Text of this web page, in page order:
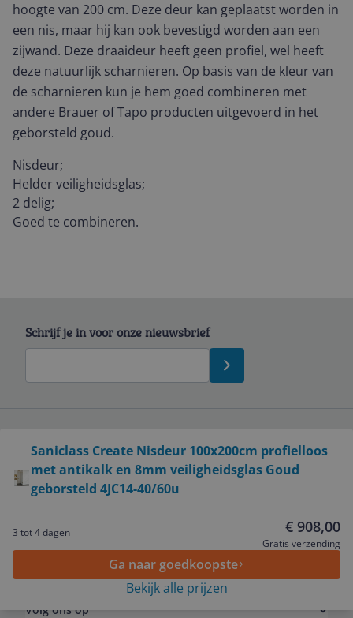
hoogte van 200 cm. Deze deur kan geplaatst worden in
een nis, maar hij kan ook bevestigd worden aan een
zijwand. Deze draaideur heeft geen profiel, wel heeft
deze natuurlijk scharnieren. Op basis van de kleur van
de scharnieren kun je hem goed combineren met
andere Brauer of Tapo producten uitgevoerd in het
geborsteld goud.
Nisdeur;
Helder veiligheidsglas;
2 delig;
Goed te combineren.
Saniclass Create Nisdeur 100x200cm profielloos
met antikalk en 8mm veiligheidsglas Goud
geborsteld 4JC14-40/60u
3 tot 4 dagen € 908,00
Gratis verzending
Ga naar goedkoopste
Bekijk alle prijzen
Schrijf je in voor onze nieuwsbrief
Service
Volg ons op